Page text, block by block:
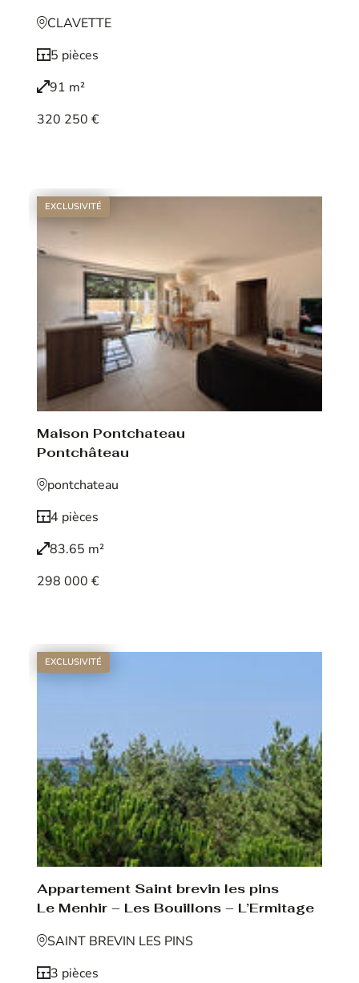
CLAVETTE
5 pièces
91 m²
320 250 €
EXCLUSIVITÉ
Maison Pontchateau
Pontchâteau
pontchateau
4 pièces
83.65 m²
298 000 €
EXCLUSIVITÉ
Appartement Saint brevin les pins
Le Menhir – Les Bouillons – L’Ermitage
SAINT BREVIN LES PINS
3 pièces